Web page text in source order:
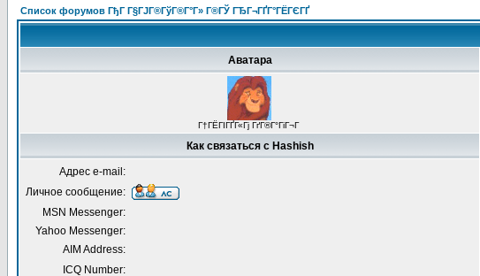
Список форумов ГђГ Г§ГЈГ®ГўГ®Г°Г» Г®ГЎ ГЂГ¬ГҐГ°ГЁГЄГҐ
Аватара
Г†ГЁГІГҐГ«Гј ГґГ®Г°ГіГ¬Г
Как связаться с Hashish
Адрес e-mail:
Личное сообщение:
MSN Messenger:
Yahoo Messenger:
AIM Address:
ICQ Number: